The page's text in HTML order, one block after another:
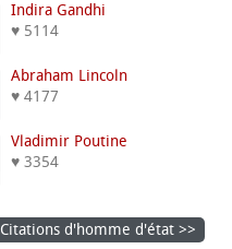
Indira Gandhi
♥ 5114
Abraham Lincoln
♥ 4177
Vladimir Poutine
♥ 3354
Citations d'homme d'état >>